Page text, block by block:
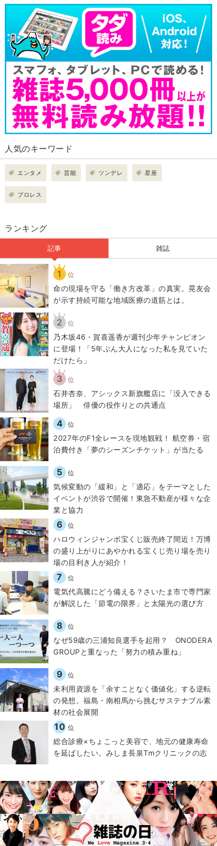
人気のキーワード
エンタメ 芸能 ツンデレ 星座
プロレス
ランキング
記事 雑誌
1 位
​命の現場を守る「働き方改革」の真実。晃友会
が示す持続可能な地域医療の道筋とは。
2 位
乃木坂46・賀喜遥香が週刊少年チャンピオン
に登場！「5年ぶん大人になった私を見ていた
だけたら」
3 位
石井杏奈、アシックス新旗艦店に「没入できる
場所」 俳優の役作りとの共通点
4 位
2027年のF1全レースを現地観戦！ 航空券・宿
泊費付き「夢のシーズンチケット」が当たる
5 位
気候変動の「緩和」と「適応」をテーマとした
イベントが渋谷で開催！東急不動産が様々な企
業と協力
6 位
ハロウィンジャンボ宝くじ販売終了間近！万博
の盛り上がりにあやかれる宝くじ売り場を売り
場の目利き人が紹介！
7 位
電気代高騰にどう備える？さいたま市で専門家
が解説した「節電の限界」と太陽光の選び方
8 位
なぜ59歳の三浦知良選手を起用？ ONODERA
GROUPと重なった「努力の積み重ね」
9 位
​​未利用資源を「余すことなく価値化」する逆転
の発想。福島・南相馬から挑むサステナブル素
材の社会展開​
10 位
総合診療×ちょこっと美容で、地元の健康寿命
を延ばしたい。みしま長泉Tmクリニックの志